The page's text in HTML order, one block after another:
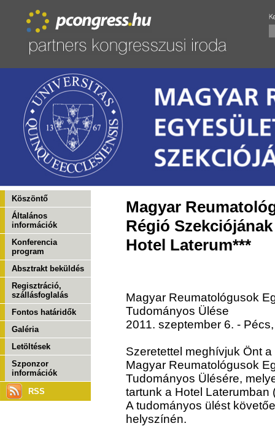
Köszöntő
Általános
információk
Konferencia
program
Absztrakt beküldés
Regisztráció,
szállásfoglalás
Fontos határidők
Galéria
Letöltések
Szponzor
információk
RSS
Magyar
Régió
Hotel Laterum***
Magyar Reumatológusok
Tudományos Ülése
2011. szeptember 6. -
Szeretettel meghívjuk Önt a
Magyar Reumatológusok
Tudományos Ülésére,
tartunk a Hotel
A tudományos ülést
helyszínén.